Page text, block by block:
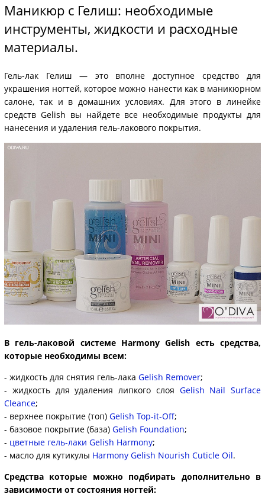
Маникюр с Гелиш: необходимые
инструменты, жидкости и расходные
материалы.
Гель-лак Гелиш — это вполне доступное средство для
украшения ногтей, которое можно нанести как в маникюрном
салоне, так и в домашних условиях. Для этого в линейке
средств Gelish вы найдете все необходимые продукты для
нанесения и удаления гель-лакового покрытия.
В гель-лаковой системе Harmony Gelish есть средства,
которые необходимы всем:
- жидкость для снятия гель-лака Gelish Remover;
- жидкость для удаления липкого слоя Gelish Nail Surface
Cleance;
- верхнее покрытие (топ) Gelish Top-it-Off;
- базовое покрытие (база) Gelish Foundation;
- цветные гель-лаки Gelish Harmony;
- масло для кутикулы Harmony Gelish Nourish Cuticle Oil.
Средства которые можно подбирать дополнительно в
зависимости от состояния ногтей: